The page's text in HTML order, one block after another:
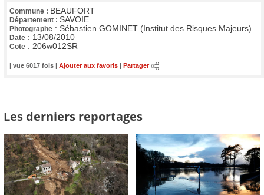
Commune : BEAUFORT
Département : SAVOIE
Photographe : Sébastien GOMINET (Institut des Risques Majeurs)
Date : 13/08/2010
Cote : 206w012SR
| vue 6017 fois | Ajouter aux favoris Partager
Les derniers reportages